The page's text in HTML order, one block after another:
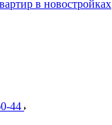
в новостройках
44